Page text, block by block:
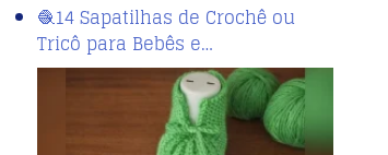
🧶14 Sapatilhas de Crochê ou
Tricô para Bebês e…